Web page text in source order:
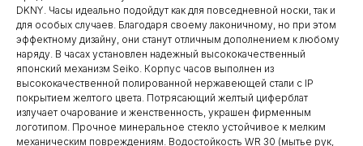
DKNY. Часы идеально подойдут как для повседневной носки, так и
для особых случаев. Благодаря своему лаконичному, но при этом
эффектному дизайну, они станут отличным дополнением к любому
наряду. В часах установлен надежный высококачественный
японский механизм Seiko. Корпус часов выполнен из
высококачественной полированной нержавеющей стали с IP
покрытием желтого цвета. Потрясающий желтый циферблат
излучает очарование и женственность, украшен фирменным
логотипом. Прочное минеральное стекло устойчивое к мелким
механическим повреждениям. Водостойкость WR 30 (мытье рук,